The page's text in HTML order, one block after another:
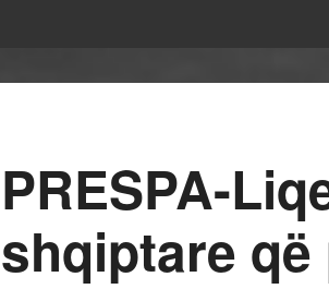
PRESPA-
shqiptare